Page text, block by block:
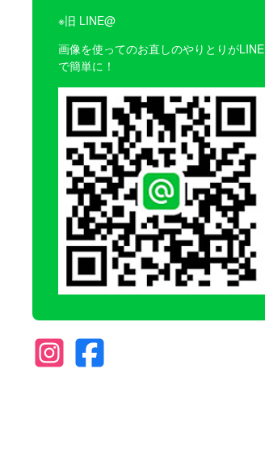
※旧 LINE@
画像を使ってのお直しのやりとりがLINE
で簡単に！